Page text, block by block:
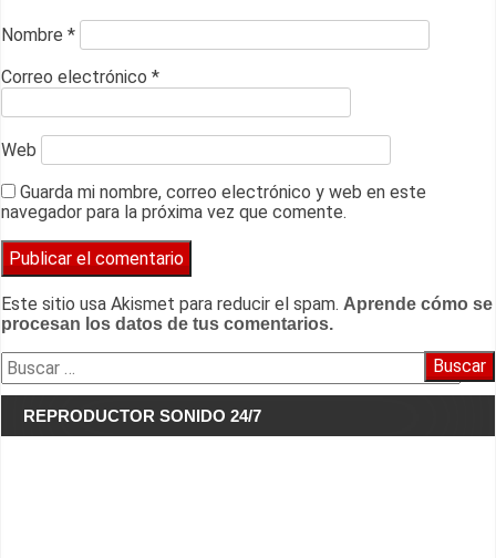
Nombre *
Correo electrónico *
Web
Guarda mi nombre, correo electrónico y web en este
navegador para la próxima vez que comente.
Este sitio usa Akismet para reducir el spam. Aprende cómo se
procesan los datos de tus comentarios.
Buscar:
REPRODUCTOR SONIDO 24/7